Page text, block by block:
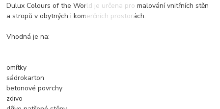
Dulux Colours of the World je určena pro malování vnitřních stěn
a stropů v obytných i komerčních prostorách.
Vhodná je na:
omítky
sádrokarton
betonové povrchy
zdivo